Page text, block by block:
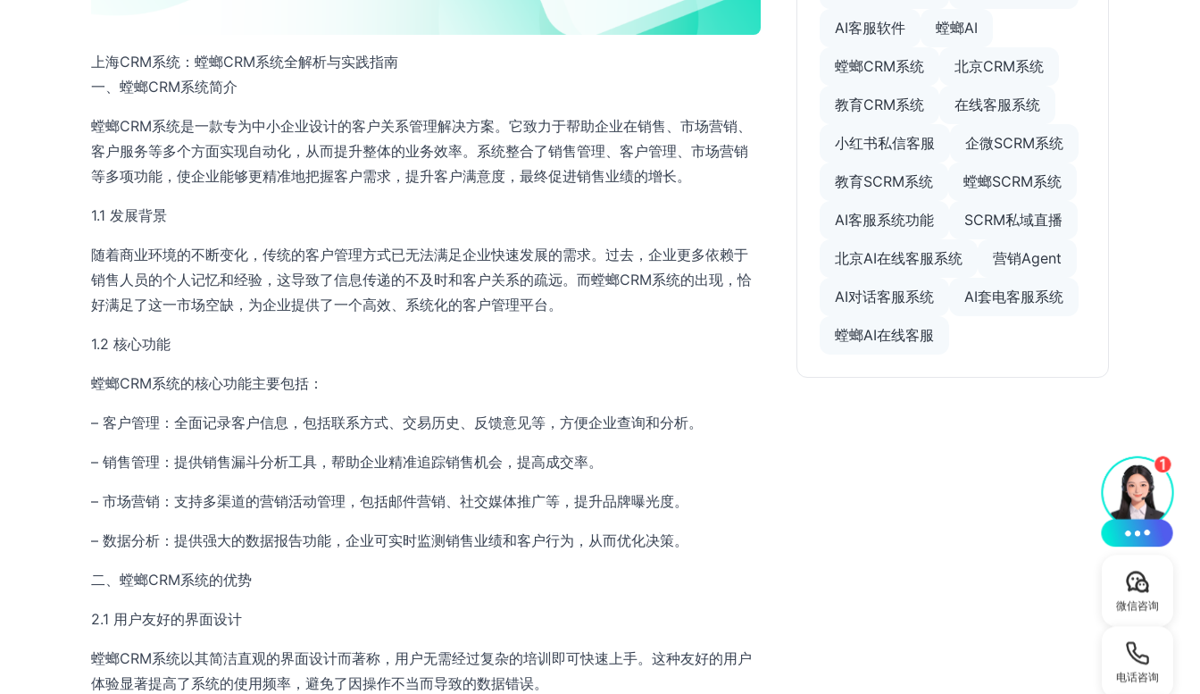
上海CRM系统：螳螂CRM系统全解析与实践指南
一、螳螂CRM系统简介
螳螂CRM系统是一款专为中小企业设计的客户关系管理解决方案。它致力于帮助企业在销售、市场营销、
客户服务等多个方面实现自动化，从而提升整体的业务效率。系统整合了销售管理、客户管理、市场营销
等多项功能，使企业能够更精准地把握客户需求，提升客户满意度，最终促进销售业绩的增长。
1.1 发展背景
随着商业环境的不断变化，传统的客户管理方式已无法满足企业快速发展的需求。过去，企业更多依赖于
销售人员的个人记忆和经验，这导致了信息传递的不及时和客户关系的疏远。而螳螂CRM系统的出现，恰
好满足了这一市场空缺，为企业提供了一个高效、系统化的客户管理平台。
1.2 核心功能
螳螂CRM系统的核心功能主要包括：
– 客户管理：全面记录客户信息，包括联系方式、交易历史、反馈意见等，方便企业查询和分析。
– 销售管理：提供销售漏斗分析工具，帮助企业精准追踪销售机会，提高成交率。
– 市场营销：支持多渠道的营销活动管理，包括邮件营销、社交媒体推广等，提升品牌曝光度。
– 数据分析：提供强大的数据报告功能，企业可实时监测销售业绩和客户行为，从而优化决策。
二、螳螂CRM系统的优势
2.1 用户友好的界面设计
螳螂CRM系统以其简洁直观的界面设计而著称，用户无需经过复杂的培训即可快速上手。这种友好的用户
体验显著提高了系统的使用频率，避免了因操作不当而导致的数据错误。
AI客服软件 螳螂AI
螳螂CRM系统 北京CRM系统
教育CRM系统 在线客服系统
小红书私信客服 企微SCRM系统
教育SCRM系统 螳螂SCRM系统
AI客服系统功能 SCRM私域直播
北京AI在线客服系统 营销Agent
AI对话客服系统 AI套电客服系统
螳螂AI在线客服
微信咨询
电话咨询